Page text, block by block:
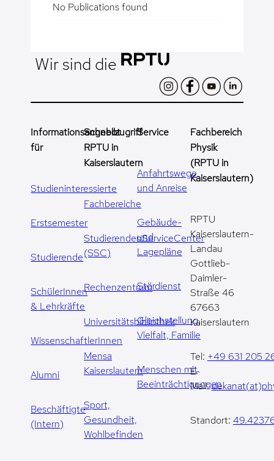
No Publications found
Wir sind die
Informationsangebot
für
Studieninteressierte
Erstsemester
Studierende
SchülerInnen
& Lehrkräfte
WissenschaftlerInnen
Alumni
Beschäftigte
(Intern)
Schnellzugriff
RPTU in
Kaiserslautern
Fachbereiche
StudierendenServiceCenter
(SSC)
Rechenzentrum
Universitätsbibliothek
Mensa
Kaiserslautern
Sport,
Gesundheit,
Wohlbefinden
Service
Anfahrtswege
und Anreise
Gebäude-
und
Lagepläne
Stördienst
Gleichstellung,
Vielfalt, Familie
Menschen mit
Beeinträchtigungen
Fachbereich
Physik
(RPTU in
Kaiserslautern)
RPTU
Kaiserslautern-
Landau
Gottlieb-
Daimler-
Straße 46
67663
Kaiserslautern
Tel: +49 631 205
E-
Mail:
Standort: